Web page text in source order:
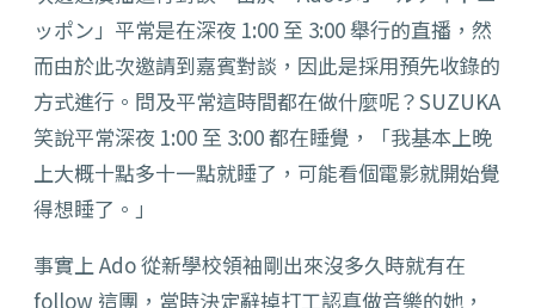
ッポン」平常是在深夜 1:00 至 3:00 舉行的直播，然
而由於此次邀請到嘉賓對談，因此是採用預先收錄的
方式進行。問及平常這時間都在做什麼呢？SUZUKA
笑說平常深夜 1:00 至 3:00 都在睡覺，「我基本上晚
上大概十點多十一點就睡了，可能看個電影就開始覺
得想睡了。」
事實上 Ado 從新學校領袖剛出來沒多久時就有在
follow 這團，當時決定辭掉打工認真做音樂的她，